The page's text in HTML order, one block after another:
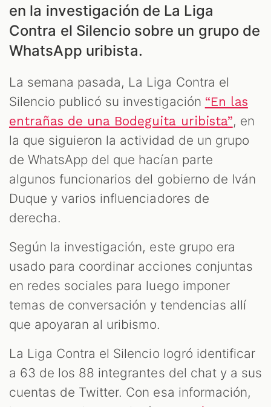
en la investigación de La Liga
Contra el Silencio sobre un grupo de
WhatsApp uribista.
La semana pasada, La Liga Contra el
Silencio publicó su investigación “En las
entrañas de una Bodeguita uribista”, en
la que siguieron la actividad de un grupo
de WhatsApp del que hacían parte
algunos funcionarios del gobierno de Iván
Duque y varios influenciadores de
derecha.
Según la investigación, este grupo era
usado para coordinar acciones conjuntas
en redes sociales para luego imponer
temas de conversación y tendencias allí
que apoyaran al uribismo.
La Liga Contra el Silencio logró identificar
a 63 de los 88 integrantes del chat y a sus
cuentas de Twitter. Con esa información,